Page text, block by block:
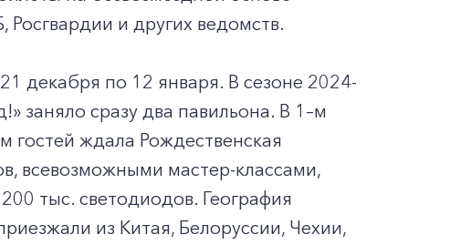
и других ведомств.
декабря по 12 января. В сезоне 2024-
заняло сразу два павильона. В 1–м
гостей ждала Рождественская
всевозможными мастер-классами,
тыс. светодиодов. География
из Китая, Белоруссии, Чехии,